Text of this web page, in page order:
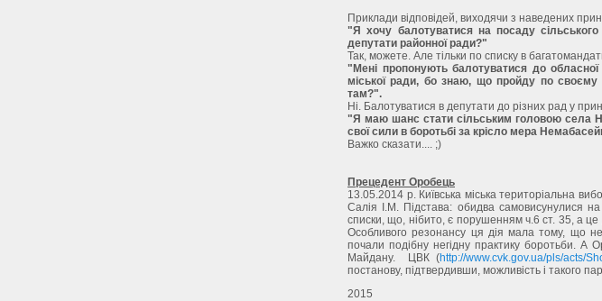
Приклади відповідей, виходячи з наведених
"Я хочу балотуватися на посаду
депутати районної ради?"
Так, можете. Але тільки по списку в
"Мені пропонують балотуватися до
міської ради, бо знаю, що пройду по своєму
там?".
Ні. Балотуватися в депутати до різних рад у
"Я маю шанс стати сільським головою села
свої сили в боротьбі за крісло мера
Важко сказати.... ;)
Прецедент Оробець
13.05.2014 р. Київська міська територіальна
Салія І.М. Підстава: обидва самовисунулися
списки, що, нібито, є порушенням ч.6 ст. 35, а це
Особливого резонансу ця дія мала тому, що
почали подібну негідну практику боротьби. А
Майдану. ЦВК (http://www.cvk.gov.ua/pls/acts/
постанову, підтвердивши, можливість і такого
2015